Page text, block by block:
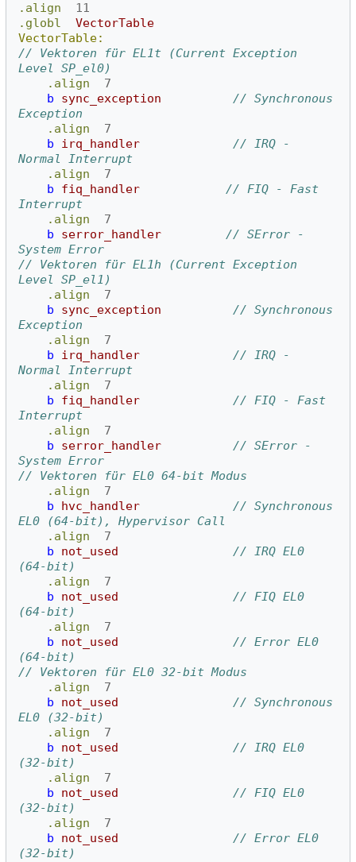
.align
11
.globl
VectorTable
VectorTable:
// Vektoren für EL1t (Current Exception
Level SP_el0)
.align
7
b
sync_exception
// Synchronous
Exception
.align
7
b
irq_handler
// IRQ -
Normal Interrupt
.align
7
b
fiq_handler
// FIQ - Fast
Interrupt
.align
7
b
serror_handler
// SError -
System Error
// Vektoren für EL1h (Current Exception
Level SP_el1)
.align
7
b
sync_exception
// Synchronous
Exception
.align
7
b
irq_handler
// IRQ -
Normal Interrupt
.align
7
b
fiq_handler
// FIQ - Fast
Interrupt
.align
7
b
serror_handler
// SError -
System Error
// Vektoren für EL0 64-bit Modus
.align
7
b
hvc_handler
// Synchronous
EL0 (64-bit), Hypervisor Call
.align
7
b
not_used
// IRQ EL0
(64-bit)
.align
7
b
not_used
// FIQ EL0
(64-bit)
.align
7
b
not_used
// Error EL0
(64-bit)
// Vektoren für EL0 32-bit Modus
.align
7
b
not_used
// Synchronous
EL0 (32-bit)
.align
7
b
not_used
// IRQ EL0
(32-bit)
.align
7
b
not_used
// FIQ EL0
(32-bit)
.align
7
b
not_used
// Error EL0
(32-bit)